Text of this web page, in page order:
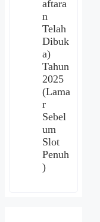
aftara
n
Telah
Dibuk
a)
Tahun
2025
(Lama
r
Sebel
um
Slot
Penuh
)